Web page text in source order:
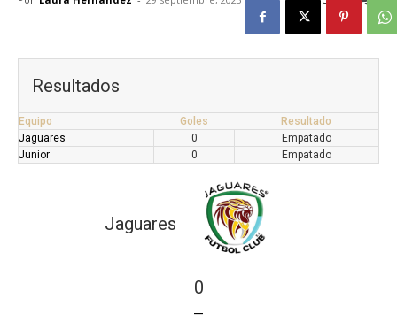
Resultados
Equipo Goles
Resultado
Jaguares
0
Empatado
Junior
0 Empatado
Jaguares
0
—